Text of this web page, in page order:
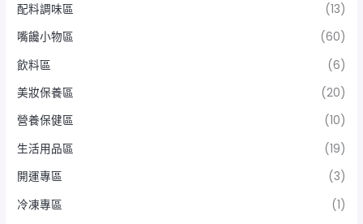
配料調味區
(13)
嘴饞小物區
(60)
飲料區
(6)
美妝保養區
(20)
營養保健區
(10)
生活用品區
(19)
開運專區
(3)
冷凍專區
(1)